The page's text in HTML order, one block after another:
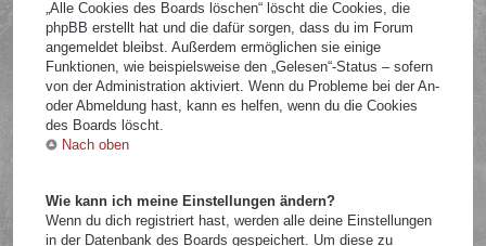
„Alle Cookies des Boards löschen“ löscht die Cookies, die
phpBB erstellt hat und die dafür sorgen, dass du im Forum
angemeldet bleibst. Außerdem ermöglichen sie einige
Funktionen, wie beispielsweise den „Gelesen“-Status – sofern
von der Administration aktiviert. Wenn du Probleme bei der An-
oder Abmeldung hast, kann es helfen, wenn du die Cookies
des Boards löscht.
Nach oben
Wie kann ich meine Einstellungen ändern?
Wenn du dich registriert hast, werden alle deine Einstellungen
in der Datenbank des Boards gespeichert. Um diese zu